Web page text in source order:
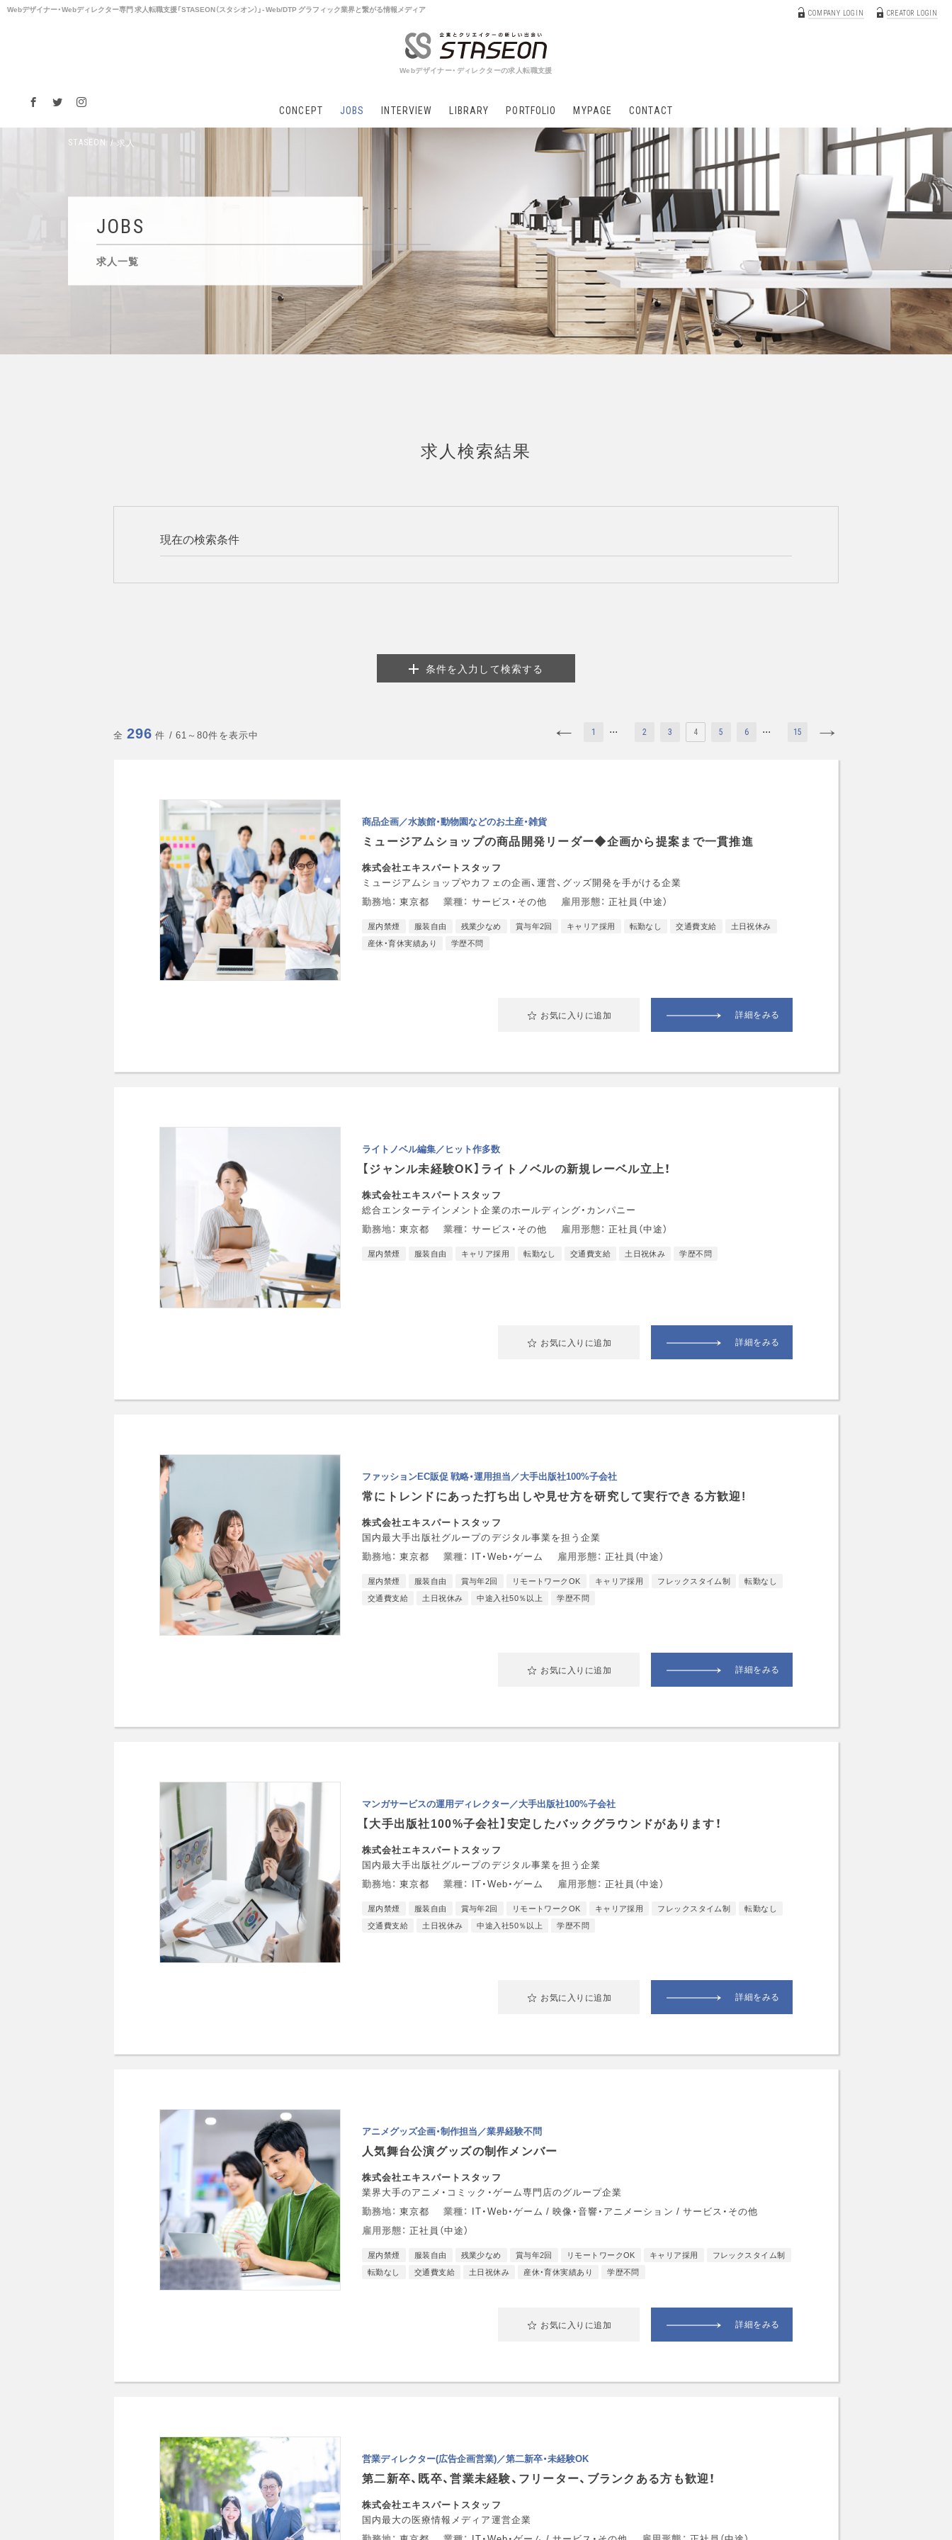
Webデザイナー・Webディレクター専⾨ 求⼈転職支援「STASEON（スタシオン）」- Web/DTP グラフィック業界と繋がる情報メディア
Webデザイナー・ディレクターの求人転職支援
CONCEPT JOBS INTERVIEW LIBRARY PORTFOLIO MYPAGE CONTACT
COMPANY LOGIN CREATOR LOGIN
STASEON 求人
JOBS
求人一覧
求人検索結果
現在の検索条件
条件を入力して検索する
全 296 件 / 61～80件を表示中 1 ... 2 3 4 5 6 ... 15
商品企画／水族館・動物園などのお土産・雑貨
ミュージアムショップの商品開発リーダー◆企画から提案まで一貫推進
株式会社エキスパートスタッフ
ミュージアムショップやカフェの企画、運営、グッズ開発を手がける企業
勤務地 東京都 業種 サービス・その他 雇用形態 正社員（中途）
屋内禁煙 服装自由 残業少なめ 賞与年2回 キャリア採用 転勤なし 交通費支給
土日祝休み
産休・育休実績あり
学歴不問
詳細をみる
お気に入りに追加
ライトノベル編集／ヒット作多数
【ジャンル未経験OK】ライトノベルの新規レーベル立上！
株式会社エキスパートスタッフ
総合エンターテインメント企業のホールディング・カンパニー
勤務地 東京都 業種 サービス・その他 雇用形態 正社員（中途）
屋内禁煙 服装自由 キャリア採用 転勤なし 交通費支給 土日祝休み 学歴不問
詳細をみる
お気に入りに追加
ファッションEC販促 戦略・運用担当／大手出版社100%子会社
常にトレンドにあった打ち出しや見せ方を研究して実行できる方歓迎!
株式会社エキスパートスタッフ
国内最大手出版社グループのデジタル事業を担う企業
勤務地 東京都 業種 IT・Web・ゲーム 雇用形態 正社員（中途）
屋内禁煙 服装自由 賞与年2回 リモートワークOK キャリア採用 フレックスタイム制
転勤なし
交通費支給
土日祝休み 中途入社50％以上 学歴不問
詳細をみる
お気に入りに追加
マンガサービスの運用ディレクター／大手出版社100%子会社
【大手出版社100%子会社】安定したバックグラウンドがあります！
株式会社エキスパートスタッフ
国内最大手出版社グループのデジタル事業を担う企業
勤務地 東京都 業種 IT・Web・ゲーム 雇用形態 正社員（中途）
屋内禁煙 服装自由 賞与年2回 リモートワークOK キャリア採用 フレックスタイム制
転勤なし
交通費支給
土日祝休み 中途入社50％以上 学歴不問
詳細をみる
お気に入りに追加
アニメグッズ企画・制作担当／業界経験不問
人気舞台公演グッズの制作メンバー
株式会社エキスパートスタッフ
業界大手のアニメ・コミック・ゲーム専門店のグループ企業
勤務地 東京都 業種
IT・Web・ゲーム / 映像・音響・アニメーション / サービス・その他
雇用形態
正社員（中途）
屋内禁煙 服装自由 残業少なめ 賞与年2回 リモートワークOK キャリア採用
フレックスタイム制
転勤なし
交通費支給 土日祝休み 産休・育休実績あり 学歴不問
詳細をみる
お気に入りに追加
営業ディレクター(広告企画営業)／第二新卒・未経験OK
第二新卒、既卒、営業未経験、フリーター、ブランクある方も歓迎！
株式会社エキスパートスタッフ
国内最大の医療情報メディア運営企業